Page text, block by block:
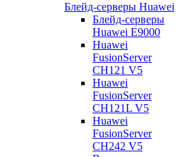
Блейд-серверы Huawei
Блейд-серверы
Huawei E9000
Huawei
FusionServer
CH121 V5
Huawei
FusionServer
CH121L V5
Huawei
FusionServer
CH242 V5